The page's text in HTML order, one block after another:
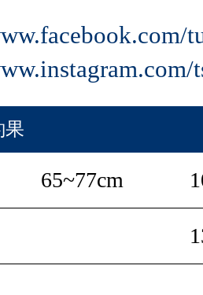
果
65~77cm